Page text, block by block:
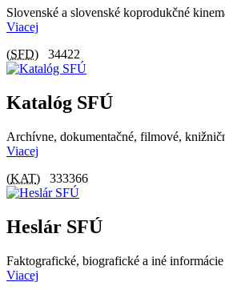
Slovenské a slovenské koprodukčné
Viacej
(SFD) 34422
Katalóg SFÚ
Archívne, dokumentačné, filmové,
Viacej
(KAT) 333366
Heslár SFÚ
Faktografické, biografické a iné
Viacej